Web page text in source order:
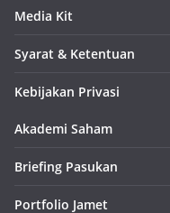
Media Kit
Syarat & Ketentuan
Kebijakan Privasi
Akademi Saham
Briefing Pasukan
Portfolio Jamet